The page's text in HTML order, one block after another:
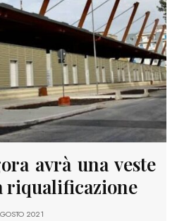
avrà una veste
riqualificazione
2021